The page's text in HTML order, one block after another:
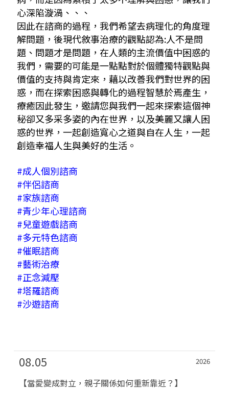
心深陷漩渦、、、
因此在諮商的過程，我們希望去病理化的角度理
解問題，後現代敘事治療的觀點認為:人不是問
題、問題才是問題，在人類的主流價值中困惑的
我們，需要的可能是一點點對於個體獨特觀點與
價值的支持與肯定來，藉以改善我們對世界的困
惑，而在探索困惑與轉化的過程智慧於焉產生，
療癒因此發生，邀請您與我們一起來探索這個神
秘卻又多采多姿的內在世界，以及美麗又讓人困
惑的世界，一起創造寬心之道與自在人生，一起
創造幸福人生與美好的生活。
#成人個別諮商
#伴侶諮商
#家族諮商
#青少年心理諮商
#兒童遊戲諮商
#多元特色諮商
#催眠諮商
#藝術治療
#正念減壓
#塔羅諮商
#沙遊諮商
08.05 2026
【當愛變成對立，親子關係如何重新靠近？】